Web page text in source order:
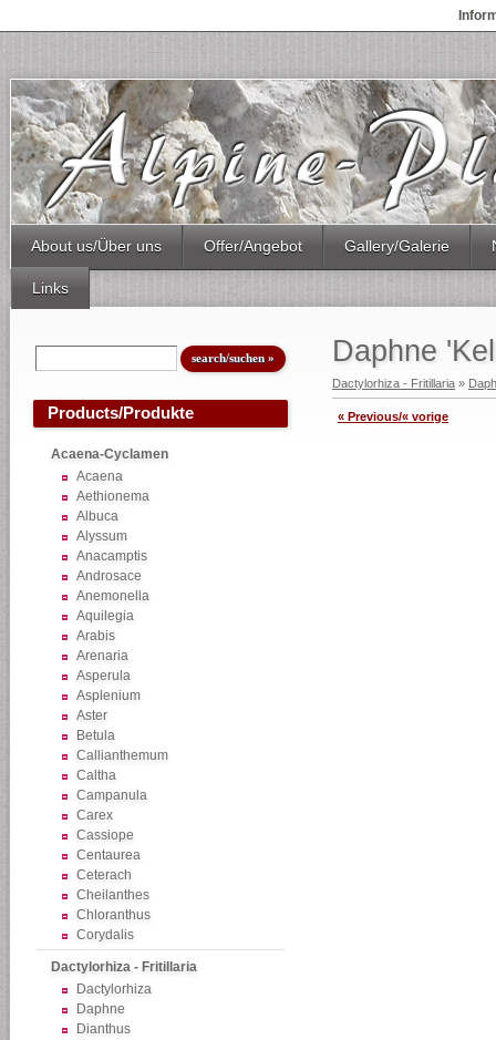
About us/Über uns Offer/Angebot Gallery/Galerie
Links
Products/Produkte
Acaena-Cyclamen
Acaena
Aethionema
Albuca
Alyssum
Anacamptis
Androsace
Anemonella
Aquilegia
Arabis
Arenaria
Asperula
Asplenium
Aster
Betula
Callianthemum
Caltha
Campanula
Carex
Cassiope
Centaurea
Ceterach
Cheilanthes
Chloranthus
Corydalis
Dactylorhiza - Fritillaria
Dactylorhiza
Daphne
Dianthus
Daphne
Dactylorhiza - Fritillaria »
« Previous/« vorige